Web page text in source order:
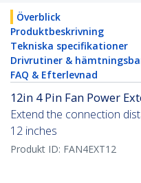
Överblick
Produktbeskrivning
Tekniska specifikationer
Drivrutiner &
FAQ & Efterlevnad
12in 4 Pin Fan Power
Extend the connection
12 inches
Produkt ID: FAN4EXT12